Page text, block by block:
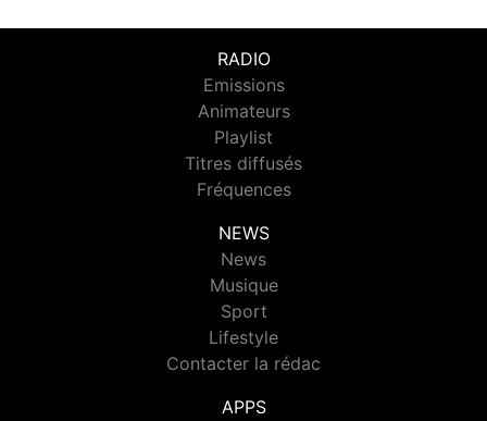
RADIO
Emissions
Animateurs
Playlist
Titres diffusés
Fréquences
NEWS
News
Musique
Sport
Lifestyle
Contacter la rédac
APPS